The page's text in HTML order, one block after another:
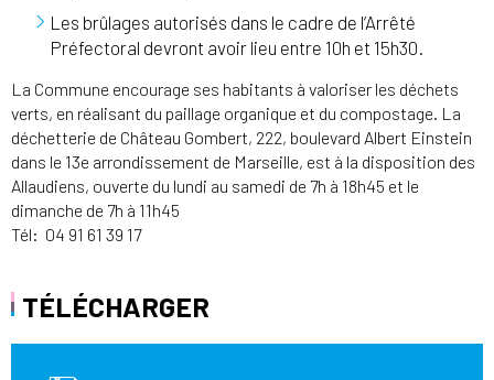
Les brûlages autorisés dans le cadre de l’Arrêté
Préfectoral devront avoir lieu entre 10h et 15h30.
La Commune encourage ses habitants à valoriser les déchets
verts, en réalisant du paillage organique et du compostage. La
déchetterie de Château Gombert, 222, boulevard Albert Einstein
dans le 13e arrondissement de Marseille, est à la disposition des
Allaudiens, ouverte du lundi au samedi de 7h à 18h45 et le
dimanche de 7h à 11h45
Tél: 04 91 61 39 17
TÉLÉCHARGER